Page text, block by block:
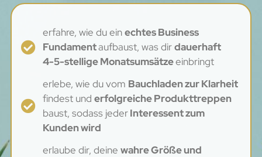
erfahre, wie du einechtes Business
Fundamentaufbaust, was dirdauerhaft
4-5-stellige Monatsumsätzeeinbringt
erlebe, wie du vom Bauchladen zur Klarheit
findest und erfolgreiche Produkttreppen
baust, sodass jederInteressent zum
Kunden wird
erlaube dir, deine wahre Größe und